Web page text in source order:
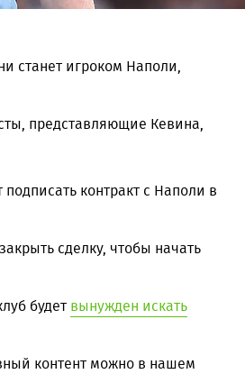
станет игроком Наполи,
представляющие Кевина,
контракт с Наполи в
сделку, чтобы начать
будет вынужден искать
контент можно в нашем